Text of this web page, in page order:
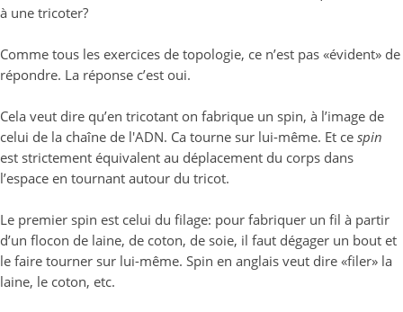
à une tricoter?
Comme tous les exercices de topologie, ce n’est pas «évident» de
répondre. La réponse c’est oui.
Cela veut dire qu’en tricotant on fabrique un spin, à l’image de
celui de la chaîne de l'ADN. Ca tourne sur lui-même. Et cespin
est strictement équivalent au déplacement du corps dans
l’espace en tournant autour du tricot.
Le premier spin est celui du filage: pour fabriquer un fil à partir
d’un flocon de laine, de coton, de soie, il faut dégager un bout et
le faire tourner sur lui-même. Spin en anglais veut dire «filer» la
laine, le coton, etc.